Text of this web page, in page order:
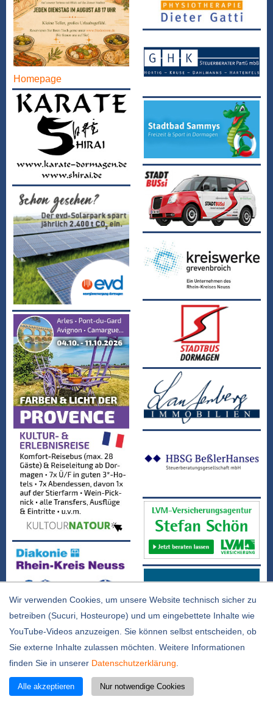
Wir verwenden Cookies, um unsere Website technisch sicher zu
betreiben (Sucuri, Hosteurope) und um eingebettete Inhalte wie
YouTube-Videos anzuzeigen. Sie können selbst entscheiden, ob
Sie externe Inhalte zulassen möchten. Weitere Informationen
finden Sie in unserer Datenschutzerklärung
Alle akzeptieren Nur notwendige Cookies
Homepage